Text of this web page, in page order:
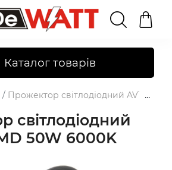
Каталог товарів
Прожектор світлодіодний AVT1-IC
світлодіодний
50W 6000K